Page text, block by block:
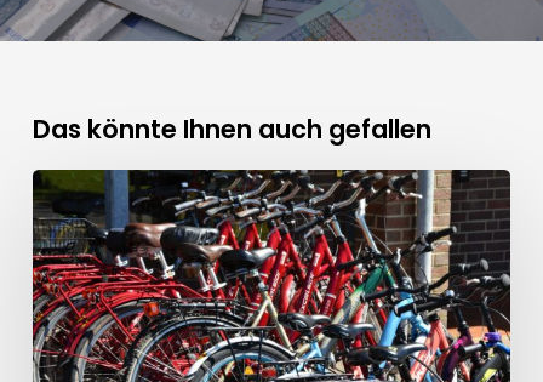
Das könnte Ihnen auch gefallen